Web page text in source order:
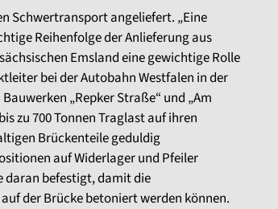
Schwertransport angeliefert. „Eine
Reihenfolge der Anlieferung aus
Emsland eine gewichtige Rolle
bei der Autobahn Westfalen in der
„Repker Straße“ und „Am
zu 700 Tonnen Traglast auf ihren
Brückenteile geduldig
auf Widerlager und Pfeiler
daran befestigt, damit die
der Brücke betoniert werden können.